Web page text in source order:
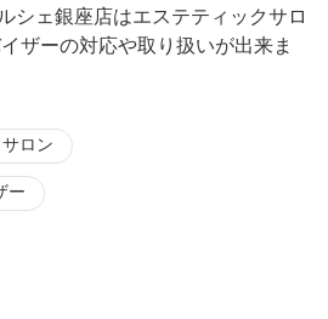
シェ銀座店はエステティックサロ
ザーの対応や取り扱いが出来ま
ロン
ー